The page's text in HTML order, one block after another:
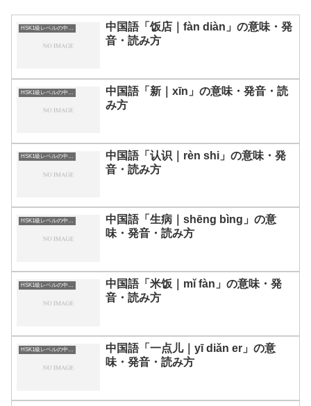
中国語「饭店｜fàn diàn」の意味・発
音・読み方
中国語「新｜xīn」の意味・発音・読
み方
HSK1級レベルの中国語
中国語「认识｜rèn shi」の意味・発
音・読み方
HSK1級レベルの中国語
中国語「生病｜shēng bìng」の意
味・発音・読み方
HSK1級レベルの中国語
中国語「米饭｜mǐ fàn」の意味・発
音・読み方
HSK1級レベルの中国語
中国語「一点儿｜yī diǎn er」の意
味・発音・読み方